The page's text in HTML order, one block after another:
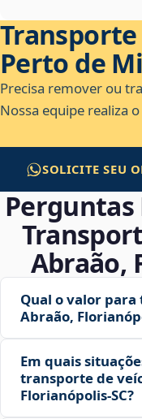
Perto de
Precisa remover ou
Nossa equipe realiza
SOLICITE SEU
Perguntas
Abraão,
Qual o valor
Abraão,
Em quais
transporte de
Florianópolis‑SC?